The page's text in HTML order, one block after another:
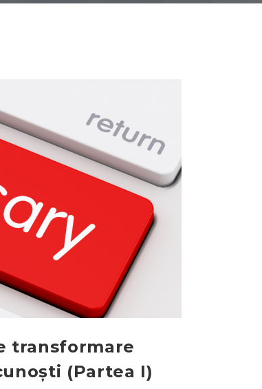
transformare
(Partea I)